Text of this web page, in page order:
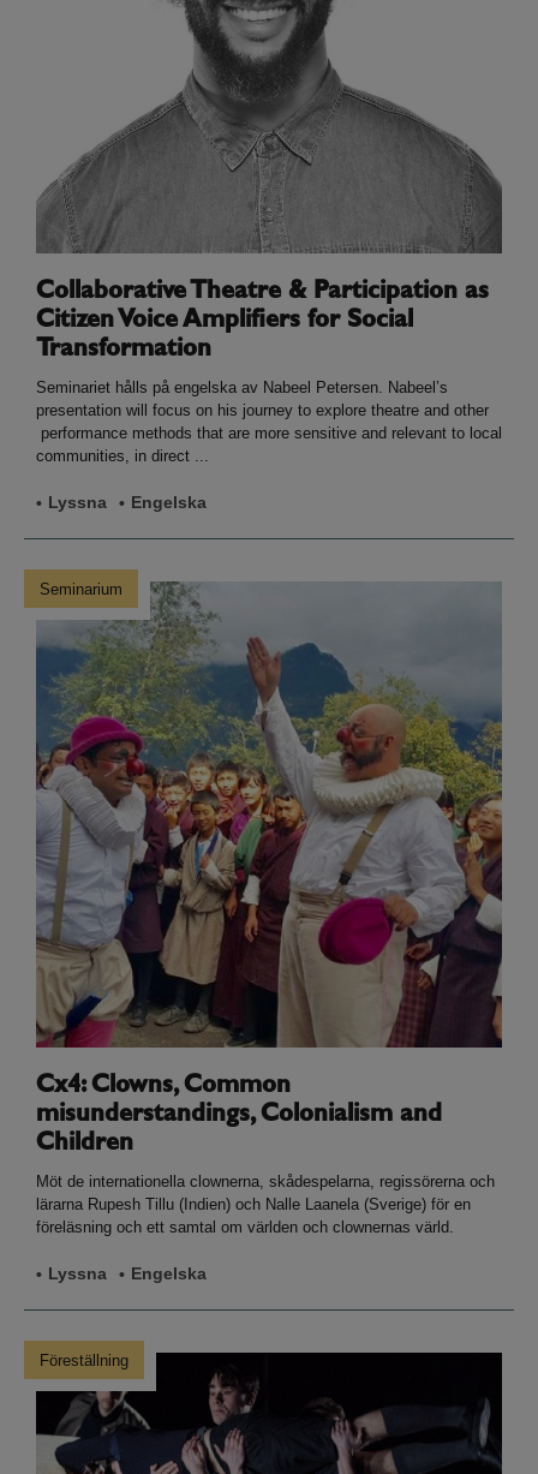
Collaborative Theatre & Participation as
Citizen Voice Amplifiers for Social
Transformation
Seminariet hålls på engelska av Nabeel Petersen. Nabeel’s
presentation will focus on his journey to explore theatre and other
performance methods that are more sensitive and relevant to local
communities, in direct ...
Lyssna Engelska
Cx4: Clowns, Common
misunderstandings, Colonialism and
Children
Seminarium
Möt de internationella clownerna, skådespelarna, regissörerna och
lärarna Rupesh Tillu (Indien) och Nalle Laanela (Sverige) för en
föreläsning och ett samtal om världen och clownernas värld.
Lyssna Engelska
Föreställning